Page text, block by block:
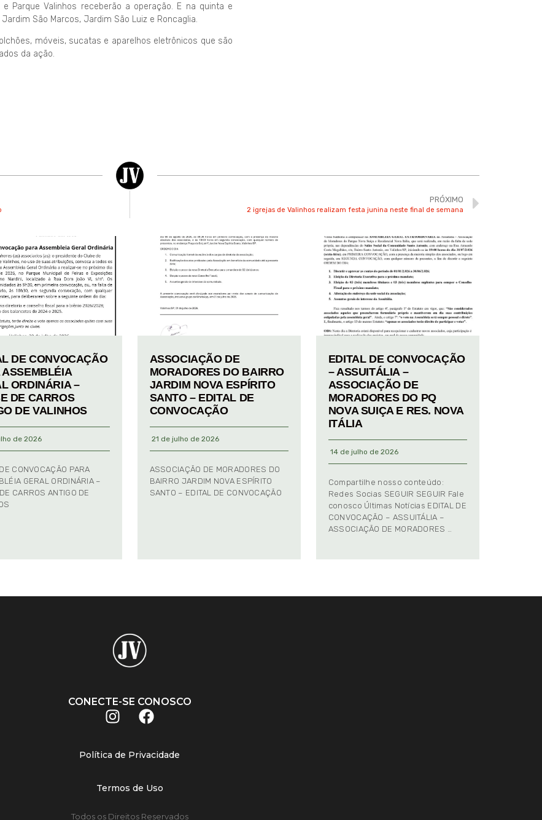
Parque Valinhos receberão a operação. E na quinta e
São Marcos, Jardim São Luiz e Roncaglia.
móveis, sucatas e aparelhos eletrônicos que são
da ação.
PRÓXIMO
2 igrejas de Valinhos realizam festa junina neste final de semana
DE CONVOCAÇÃO
ASSEMBLÉIA
ORDINÁRIA –
DE CARROS
DE VALINHOS
de 2026
CONVOCAÇÃO PARA
GERAL ORDINÁRIA –
CARROS ANTIGO DE
ASSOCIAÇÃO DE
MORADORES DO BAIRRO
JARDIM NOVA ESPÍRITO
SANTO – EDITAL DE
CONVOCAÇÃO
21 de julho de 2026
ASSOCIAÇÃO DE MORADORES DO
BAIRRO JARDIM NOVA ESPÍRITO
SANTO – EDITAL DE CONVOCAÇÃO
EDITAL DE CONVOCAÇÃO
– ASSUITÁLIA –
ASSOCIAÇÃO DE
MORADORES DO PQ
NOVA SUIÇA E RES. NOVA
ITÁLIA
14 de julho de 2026
Compartilhe nosso conteúdo:
Redes Socias SEGUIR SEGUIR Fale
conosco Últimas Notícias EDITAL DE
CONVOCAÇÃO – ASSUITÁLIA –
ASSOCIAÇÃO DE MORADORES …
CONECTE-SE CONOSCO
Política de Privacidade
Termos de Uso
Todos os Direitos Reservados